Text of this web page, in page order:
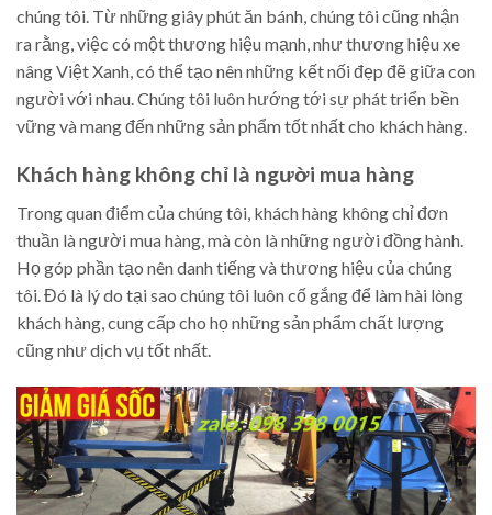
chúng tôi. Từ những giây phút ăn bánh, chúng tôi cũng nhận
ra rằng, việc có một thương hiệu mạnh, như thương hiệu xe
nâng Việt Xanh, có thể tạo nên những kết nối đẹp đẽ giữa con
người với nhau. Chúng tôi luôn hướng tới sự phát triển bền
vững và mang đến những sản phẩm tốt nhất cho khách hàng.
Khách hàng không chỉ là người mua hàng
Trong quan điểm của chúng tôi, khách hàng không chỉ đơn
thuần là người mua hàng, mà còn là những người đồng hành.
Họ góp phần tạo nên danh tiếng và thương hiệu của chúng
tôi. Đó là lý do tại sao chúng tôi luôn cố gắng để làm hài lòng
khách hàng, cung cấp cho họ những sản phẩm chất lượng
cũng như dịch vụ tốt nhất.